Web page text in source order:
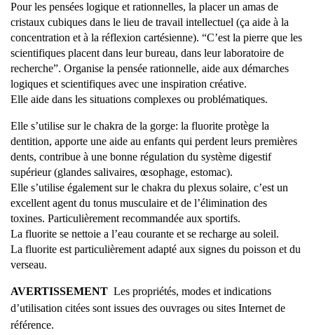
Pour les pensées logique et rationnelles, la placer un amas de
cristaux cubiques dans le lieu de travail intellectuel (ça aide à la
concentration et à la réflexion cartésienne). “C’est la pierre que les
scientifiques placent dans leur bureau, dans leur laboratoire de
recherche”. Organise la pensée rationnelle, aide aux démarches
logiques et scientifiques avec une inspiration créative.
Elle aide dans les situations complexes ou problématiques.
Elle s’utilise sur le chakra de la gorge: la fluorite protège la
dentition, apporte une aide au enfants qui perdent leurs premières
dents, contribue à une bonne régulation du système digestif
supérieur (glandes salivaires, œsophage, estomac).
Elle s’utilise également sur le chakra du plexus solaire, c’est un
excellent agent du tonus musculaire et de l’élimination des
toxines. Particulièrement recommandée aux sportifs.
La fluorite se nettoie a l’eau courante et se recharge au soleil.
La fluorite est particulièrement adapté aux signes du poisson et du
verseau.
AVERTISSEMENT Les propriétés, modes et indications
d’utilisation citées sont issues des ouvrages ou sites Internet de
référence.